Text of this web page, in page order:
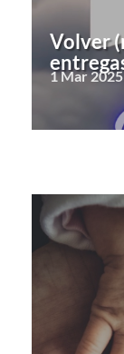
Volver
1 Mar 2025